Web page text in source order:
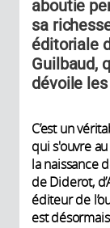
aboutie
sa
éditoriale
Guilbaud,
dévoile
C’est un
qui s'ouvre
la naissance
de Diderot,
éditeur de
est